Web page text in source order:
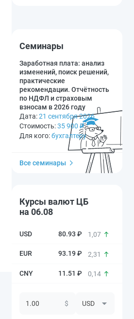
Семинары
Заработная плата: анализ
изменений, поиск решений,
практические
рекомендации. Отчётность
по НДФЛ и страховым
взносам в 2026 году
Дата:21 сентября 2026
Стоимость:35 900 ₽
Для кого:бухгалтеру
Все семинары
Курсы валют ЦБ
на 06.08
80.93 ₽ 1,07
93.19 ₽ 2,31
11.51 ₽ 0,14
$